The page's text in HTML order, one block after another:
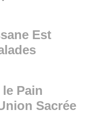
Est
le Pain
Sacrée